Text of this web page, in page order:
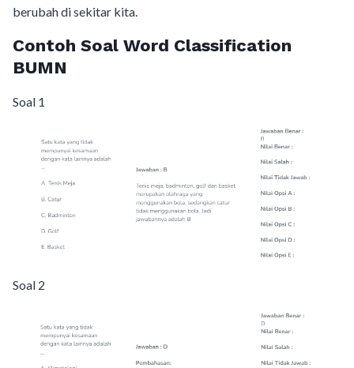
berubah di sekitar kita.
Contoh Soal Word Classification
BUMN
Soal 1
Soal 2